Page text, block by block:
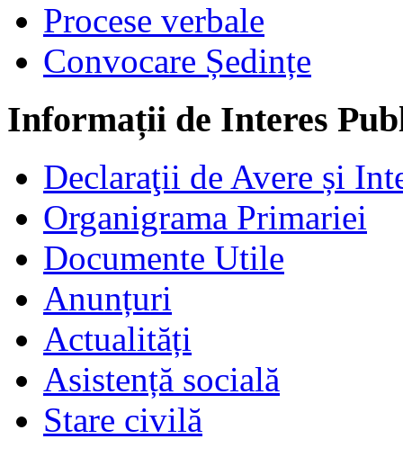
Procese verbale
Convocare Ședințe
Informații de Interes
Declaraţii de Avere și
Organigrama Primariei
Documente Utile
Anunțuri
Actualități
Asistență socială
Stare civilă